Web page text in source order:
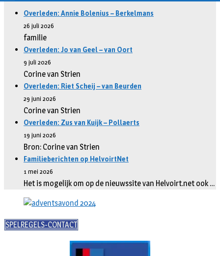
Overleden: Annie Bolenius – Berkelmans
26 juli 2026
familie
Overleden: Jo van Geel – van Oort
9 juli 2026
Corine van Strien
Overleden: Riet Scheij – van Beurden
29 juni 2026
Corine van Strien
Overleden: Zus van Kuijk – Pollaerts
19 juni 2026
Bron: Corine van Strien
Familieberichten op HelvoirtNet
1 mei 2026
Het is mogelijk om op de nieuwssite van Helvoirt.net ook …
SPELREGELS-CONTACT